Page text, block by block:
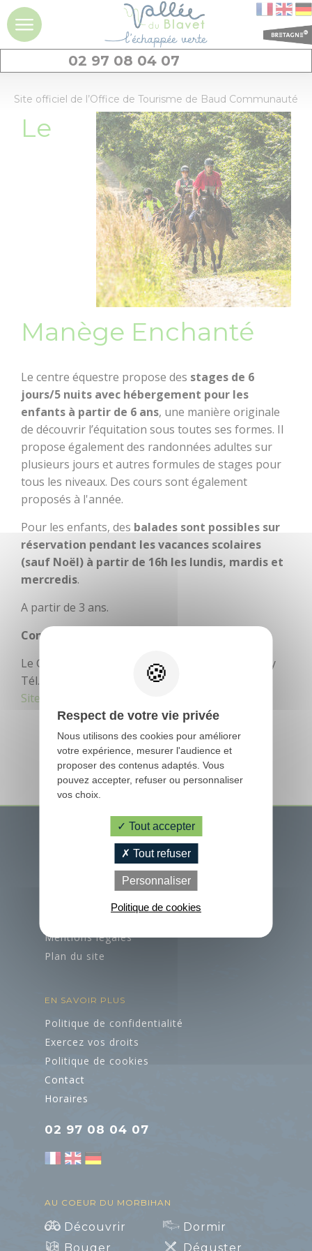
Découvrir
La vallée du
Blavet
Idées séjours et
expériences à la
journée
Les
incontournables
Géants de pierres
: menhirs et
dolmens
chapelles et leurs
mystères
Jardins et
sérénité
Baud
Communauté
Dormir
BOUGER
VTT, balade à
cheval...
Les jeux de
l'Office de
Tourisme
Le Train
Location de vélos
Pêche
Loisirs à deux pas
Aires de jeux pour
Office de
Tourisme
Contactez-nous
transports
ART ET
02 97 08 04 07
Site officiel de l’Office de Tourisme de Baud Communauté
Le
Manège Enchanté
Le centre équestre propose des stages de 6
jours/5 nuits avec hébergement pour les
enfants à partir de 6 ans, une manière originale
de découvrir l’équitation sous toutes ses formes. Il
propose également des randonnées adultes sur
plusieurs jours et autres formules de stages pour
tous les niveaux. Des cours sont également
proposés à l'année.
Pour les enfants, des balades sont possibles sur
réservation pendant les vacances scolaires
(sauf Noël) à partir de 16h les lundis, mardis et
mercredis.
A partir de 3 ans.
Contact
Le Grand Resto, Bieuzy - 56310 Pluméliau-Bieuzy
Tél. : 02 97 27 79 69
Site internet
ACCÈS RAPIDES
Office de tourisme
Fêtes et manifestations
Mentions légales
Plan du site
EN SAVOIR PLUS
Politique de confidentialité
Exercez vos droits
Politique de cookies
Contact
Horaires
02 97 08 04 07
AU COEUR DU MORBIHAN
Découvrir
Dormir
Bouger
Déguster
Respect de votre vie privée
Nous utilisons des cookies pour améliorer
votre expérience, mesurer l'audience et
proposer des contenus adaptés. Vous
pouvez accepter, refuser ou personnaliser
vos choix.
Tout accepter
Tout refuser
Personnaliser
Politique de cookies